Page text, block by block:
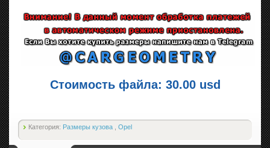
Стоимость файла: 30.00 usd
Категория: Размеры кузова Opel